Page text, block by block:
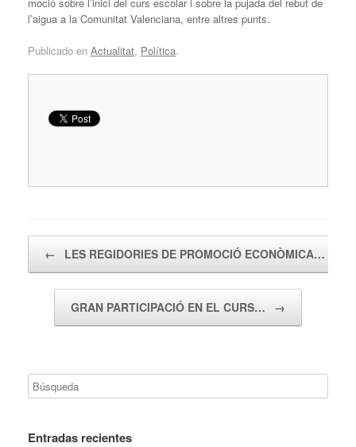
l’aigua a la Comunitat Valenciana, entre altres punts.
Publicado en Actualitat, Política.
← LES REGIDORIES DE PROMOCIÓ ECONÒMICA…
GRAN PARTICIPACIÓ EN EL CURS… →
Entradas recientes